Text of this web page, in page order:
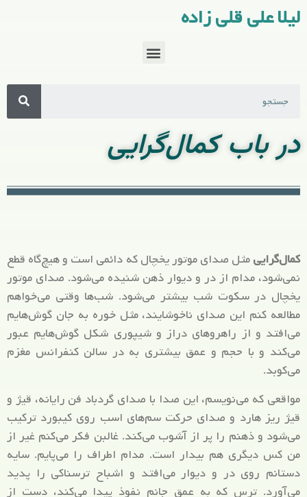
لیلا علی قلی زاده
در باب کمال‌گرایی
کمال‌گراییمثل صدای موتور یخچال که دائمی است و هیچ‌گاه قطع
نمی‌شود، مدام از در و دیوار ذهن شنیده می‌شود. صدای موتور
یخچال در سکوت شب بیشتر می‌شود. شب‌ها وقتی می‌خواهم
مطالعه کنم این صدای ناخوشایند، مثل خوره به جان گوش‌هایم
می‌افتد و از راهروهای دراز و شیپوری شکل گوش‌هایم عبور
می‌کند و با حجم و عمق بیشتری به در سالن کنفرانس مغزم
می‌کوبد.
مواقعی که می‌نویسم، این صدا با صدای گردباد فن رایانه، قیژ و
قیژ ریز هارد و صدای حرکت سم‌های اسب روی کیبورد ترکیب
می‌شود و ذهنم را پر از آشوب می‌کند. غالبن فکر می‌کنم غیر از
من کس دیگری هم بیدار است. مدام اطراف را می‌پایم. سایه
دستانم روی در و دیوار می‌افتد و اشباح ترسناکی را پدید
می‌آورد. ترس که به عمق جانم نفوذ پیدا می‌کند، دست از